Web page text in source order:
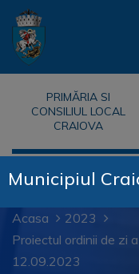
PRIMĂRIA SI
CONSILIUL LOCAL
CRAIOVA
Acasa
2023
Proiectul ordinii de zi
12.09.2023